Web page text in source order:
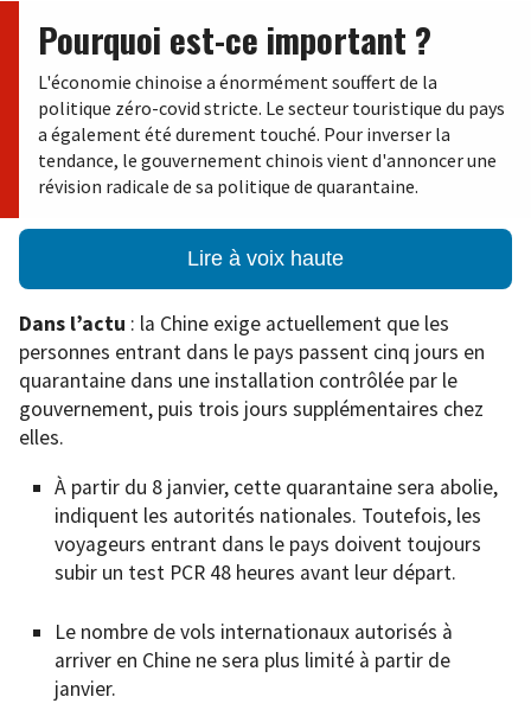
Pourquoi est-ce important ?
L'économie chinoise a énormément souffert de la
politique zéro-covid stricte. Le secteur touristique du pays
a également été durement touché. Pour inverser la
tendance, le gouvernement chinois vient d'annoncer une
révision radicale de sa politique de quarantaine.
Lire à voix haute
Dans l’actu : la Chine exige actuellement que les
personnes entrant dans le pays passent cinq jours en
quarantaine dans une installation contrôlée par le
gouvernement, puis trois jours supplémentaires chez
elles.
À partir du 8 janvier, cette quarantaine sera abolie,
indiquent les autorités nationales. Toutefois, les
voyageurs entrant dans le pays doivent toujours
subir un test PCR 48 heures avant leur départ.
Le nombre de vols internationaux autorisés à
arriver en Chine ne sera plus limité à partir de
janvier.